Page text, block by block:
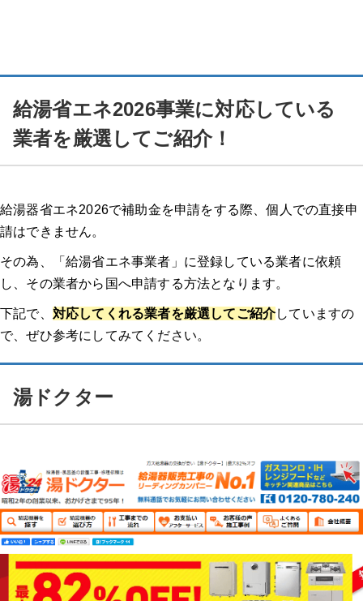
給湯省エネ2026事業に対応している
業者を厳選してご紹介！
給湯器省エネ2026で補助金を申請をする際、個人での直接申
請はできません。
その為、「給湯省エネ事業者」に登録している業者に依頼
し、その業者から国へ申請する方法となります。
下記で、 対応してくれる業者を厳選してご紹介していますの
で、ぜひ参考にしてみてください。
湯ドクター